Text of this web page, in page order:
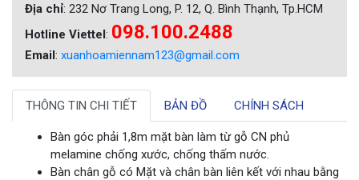
Địa chỉ: 232 Nơ Trang Long, P. 12, Q. Bình Thạnh, Tp.HCM
Hotline Viettel: 098.100.2488
Email: xuanhoamiennam123@gmail.com
THÔNG TIN CHI TIẾT BẢN ĐỒ CHÍNH SÁCH
Bàn góc phải 1,8m mặt bàn làm từ gỗ CN phủ
melamine chống xước, chống thấm nước.
Bàn chân gỗ có Mặt và chân bàn liên kết với nhau bằng